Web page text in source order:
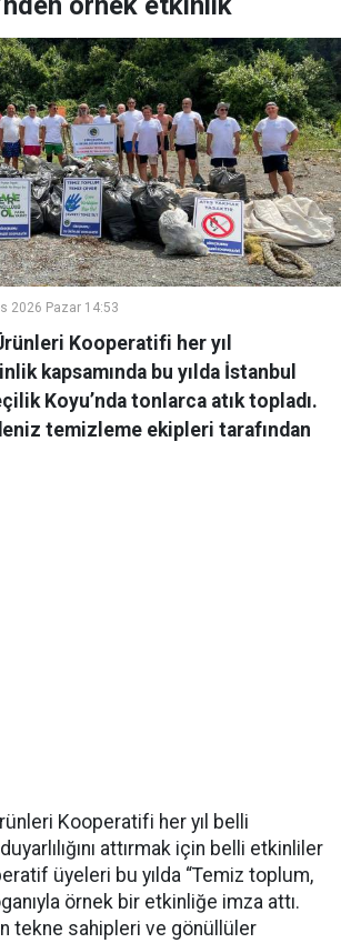
2026 Pazar 14:53
Kooperatifi her yıl
kapsamında bu yılda İstanbul
Koyu’nda tonlarca atık topladı.
temizleme ekipleri tarafından
Kooperatifi her yıl belli
attırmak için belli etkinliler
üyeleri bu yılda “Temiz toplum,
örnek bir etkinliğe imza attı.
tekne sahipleri ve gönüllüler